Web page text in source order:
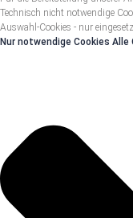
Technisch nicht notwendige
Auswahl-Cookies - nur
Nur notwendige Cookies Alle